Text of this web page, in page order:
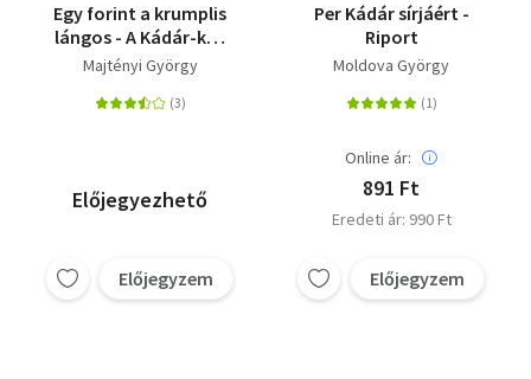
Egy forint a krumplis
lángos - A Kádár-kor
társadalma
Majtényi György
Előjegyezhető
Előjegyzem
Per Kádár sírjáért -
Riport
Moldova György
Online ár:
891 Ft
Eredeti ár: 990 Ft
Előjegyzem